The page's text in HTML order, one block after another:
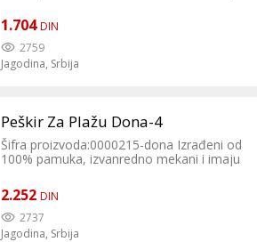
daje Vam prednost pri izboru prave boje
za Vas.
1.704DIN
2759
Jagodina, Srbija
Peškir Za Plažu Dona-4
Šifra proizvoda:0000215-dona Izrađeni od
100% pamuka, izvanredno mekani i imaju
daje Vam prednost pri izboru prave boje
za Vas.
2.252 DIN
2737
Jagodina, Srbija